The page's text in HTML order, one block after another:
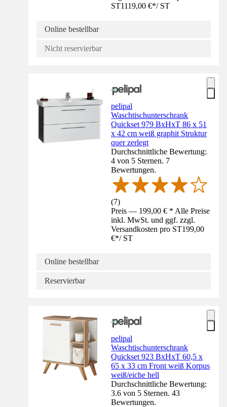
ST1119,00 €*/ ST
Online bestellbar
Nicht reservierbar
pelipal
Waschtischunterschrank
Quickset 979 BxHxT 86 x 51
x 42 cm weiß graphit Struktur
quer zerlegt
Durchschnittliche Bewertung:
4 von 5 Sternen. 7
Bewertungen.
(7)
Preis — 199,00 € * Alle Preise
inkl. MwSt. und ggf. zzgl.
Versandkosten pro ST199,00
€*/ ST
Online bestellbar
Reservierbar
pelipal
Waschtischunterschrank
Quickset 923 BxHxT 60,5 x
65 x 33 cm Front weiß Korpus
weiß/eiche hell
Durchschnittliche Bewertung:
3.6 von 5 Sternen. 43
Bewertungen.